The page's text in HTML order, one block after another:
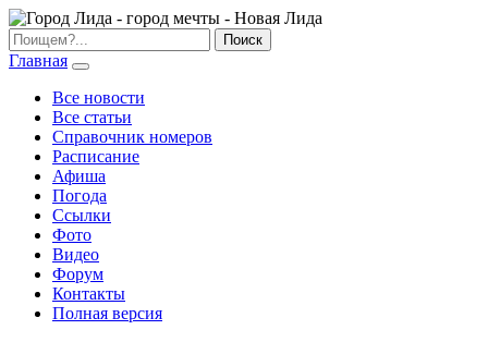
Главная
Все новости
Все статьи
Справочник номеров
Расписание
Афиша
Погода
Ссылки
Фото
Видео
Форум
Контакты
Полная версия